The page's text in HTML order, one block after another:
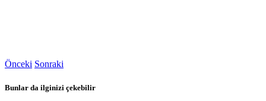
Önceki Sonraki
Bunlar da ilginizi çekebilir